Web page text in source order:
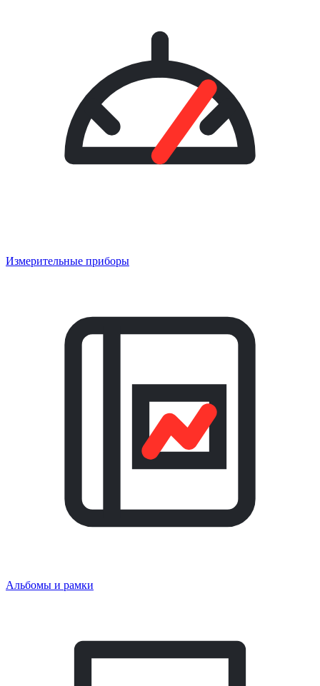
Измерительные приборы
Альбомы и рамки